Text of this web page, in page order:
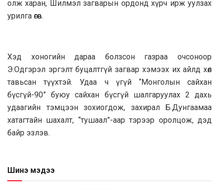
олж харан, Шилмэл загварын ордонд хүрч ирж уулзах
урилга өгөв.
Хэд хоногийн дараа болзсон газраа очсоноор
Э.Одгэрэл эргэлт буцалтгүй загвар хэмээх их айлд хөл
тавьсан түүхтэй. Удаа ч үгүй “Монголын сайхан
бүсгүй-90” буюу сайхан бүсгүй шалгаруулах 2 дахь
удаагийн тэмцээн зохиогдож, захирал Б.Дунгаамаа
хатагтайн шахалт, “тушаал”-аар тэрээр оролцож, дэд
байр эзлэв.
Шинэ мэдээ